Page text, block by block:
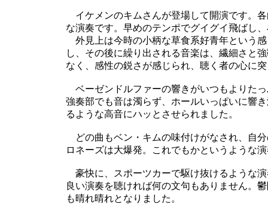
イケメンのキムさんが登場して開演です。
な演奏です。早めのテンポでグイグイ飛ばし
外見上は今時の小柄な草食系好青年という
し、その後に繰り出される音楽は、繊細さと
なく、感性の鋭さが感じられ、聴く者の心に
ベーゼンドルファーの響きがいつもよりた
強奏部でも音は濁らず、ホールいっぱいに響
るような高音にハッとさせられました。
どの曲もベン・キムの味付けがなされ、自
ロネーズは大爆発。これでもかというような
豪快に、スポーツカーで駆け抜けるような
良い演奏を聴ければ何の文句もありません。
も晴れ晴れとなりました。